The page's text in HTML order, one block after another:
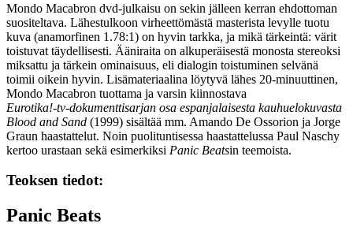
Mondo Macabron dvd‑julkaisu on sekin jälleen kerran ehdottoman
suositeltava. Lähestulkoon virheettömästä masterista levylle tuotu
kuva (anamorfinen 1.78:1) on hyvin tarkka, ja mikä tärkeintä: värit
toistuvat täydellisesti. Ääniraita on alkuperäisestä monosta stereoksi
miksattu ja tärkein ominaisuus, eli dialogin toistuminen selvänä
toimii oikein hyvin. Lisämateriaalina löytyvä lähes 20‑minuuttinen,
Mondo Macabron tuottama ja varsin kiinnostava
Eurotika!‑tv‑dokumentti­sarjan osa espanjalaisesta kauhuelokuvasta
Blood and Sand (1999) sisältää mm. Amando De Ossorion ja Jorge
Graun haastattelut. Noin puolituntisessa haastattelussa Paul Naschy
kertoo urastaan sekä esimerkiksi Panic Beatsin teemoista.
Teoksen tiedot:
Panic Beats